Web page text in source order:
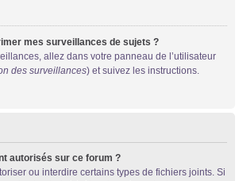
mes surveillances de sujets ?
allez dans votre panneau de l’utilisateur
des surveillances) et suivez les instructions.
autorisés sur ce forum ?
ou interdire certains types de fichiers joints. Si